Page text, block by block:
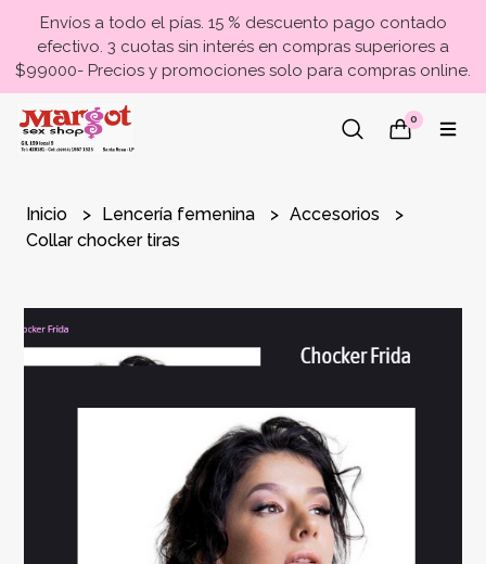
Envíos a todo el pías. 15 % descuento pago contado
efectivo. 3 cuotas sin interés en compras superiores a
$99000- Precios y promociones solo para compras online.
0
Inicio Lencería femenina
Accesorios
Collar chocker tiras